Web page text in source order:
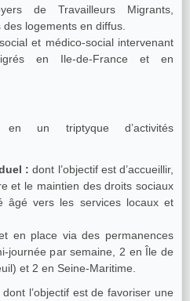
de Travailleurs Migrants,
logements en diffus.
et médico-social intervenant
en Ile-de-France et en
un triptyque d’activités
: dont l’objectif est d’accueillir,
et le maintien des droits sociaux
âgé vers les services locaux et
en place via des permanences
journée par semaine, 2 en Île de
et 2 en Seine-Maritime.
dont l’objectif est de favoriser une